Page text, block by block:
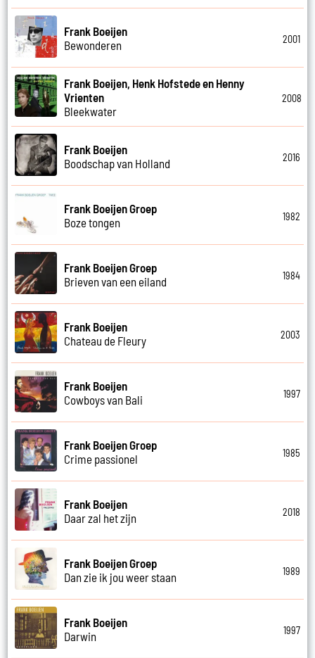
Frank Boeijen
Bewonderen
2001
Frank Boeijen, Henk Hofstede en Henny
Vrienten
Bleekwater
2008
Frank Boeijen
Boodschap van Holland
2016
Frank Boeijen Groep
Boze tongen
1982
Frank Boeijen Groep
Brieven van een eiland
1984
Frank Boeijen
Chateau de Fleury
2003
Frank Boeijen
Cowboys van Bali
1997
Frank Boeijen Groep
Crime passionel
1985
Frank Boeijen
Daar zal het zijn
2018
Frank Boeijen Groep
Dan zie ik jou weer staan
1989
Frank Boeijen
Darwin
1997